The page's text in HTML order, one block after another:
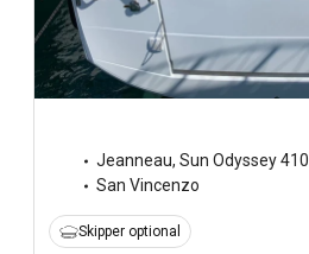
Jeanneau, Sun Odyssey 410
San Vincenzo
Skipper optional